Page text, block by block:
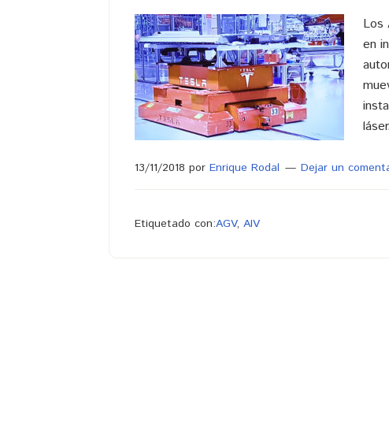
Los
en
13/11/2018 por Enrique Rodal Dejar un
Etiquetado con:AGV, AIV